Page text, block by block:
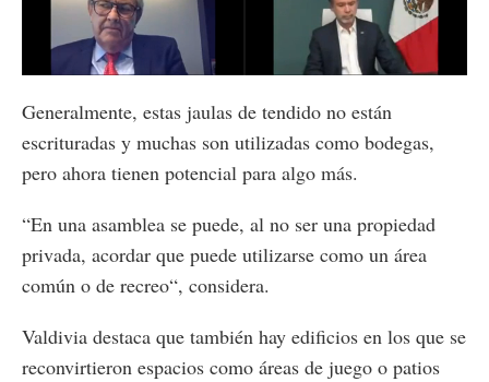
Unmute Loaded
1.94%
Generalmente, estas jaulas de tendido no están
escrituradas y muchas son utilizadas como bodegas,
pero ahora tienen potencial para algo más.
“En una asamblea se puede, al no ser una propiedad
privada, acordar que puede utilizarse como un área
común o de recreo“, considera.
Valdivia destaca que también hay edificios en los que se
reconvirtieron espacios como áreas de juego o patios